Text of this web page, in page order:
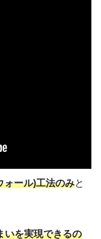
ォール)工法のみと
いを実現できるの